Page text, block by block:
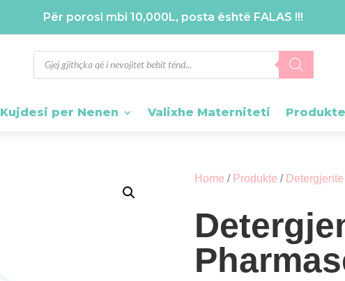
Për porosi mbi 10,000L, posta është FALAS !!!
Products
search
Kujdesi per Nenen Valixhe Materniteti Produkte
Home / Produkte / Detergjente